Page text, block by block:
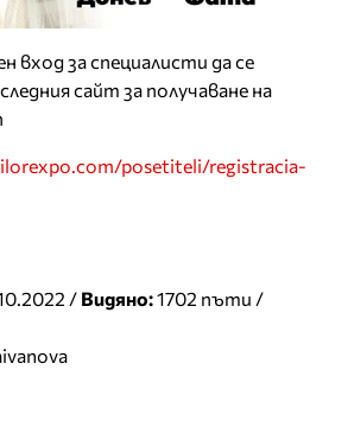
вход за специалисти да се
сайт за получаване на
posetiteli/registracia-
/ Видяно:1702 пъти /